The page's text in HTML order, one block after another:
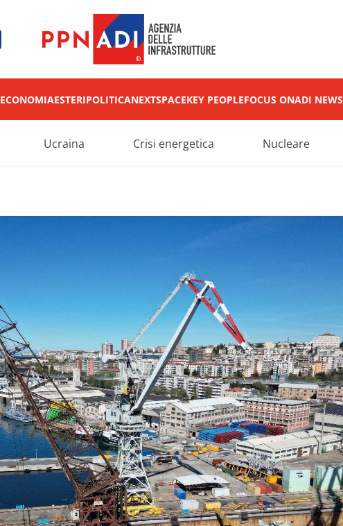
ECONOMIAESTERIPOLITICANEXTSPACEKEY PEOPLEFOCUS ONADI NEWS
Ucraina Crisi energetica Nucleare